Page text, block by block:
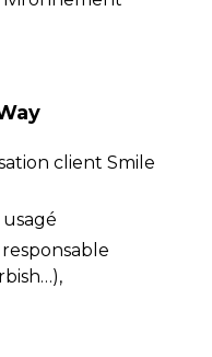
client Smile